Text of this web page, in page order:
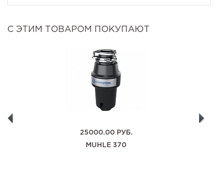
С ЭТИМ ТОВАРОМ ПОКУПАЮТ
25000.00РУБ.
MUHLE 370